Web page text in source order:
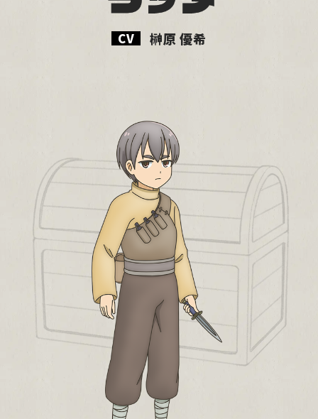
Blu-ray
SPECIAL
榊原 優希